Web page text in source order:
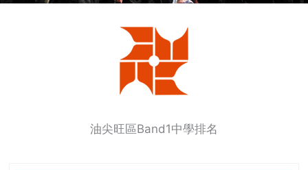
油尖旺區Band1中學排名